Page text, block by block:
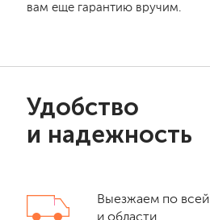
вам еще гарантию вручим.
Удобство
и надежность
Выезжаем по всей
и области